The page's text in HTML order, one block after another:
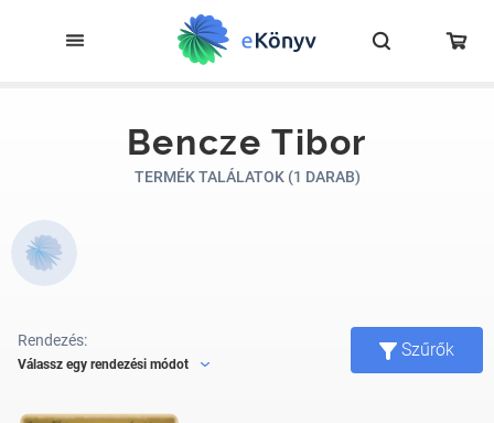
Bencze Tibor
TERMÉK TALÁLATOK (1 DARAB)
Rendezés:
Válassz egy rendezési módot
Szűrők